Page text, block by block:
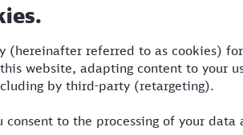
1 ARV,ICE